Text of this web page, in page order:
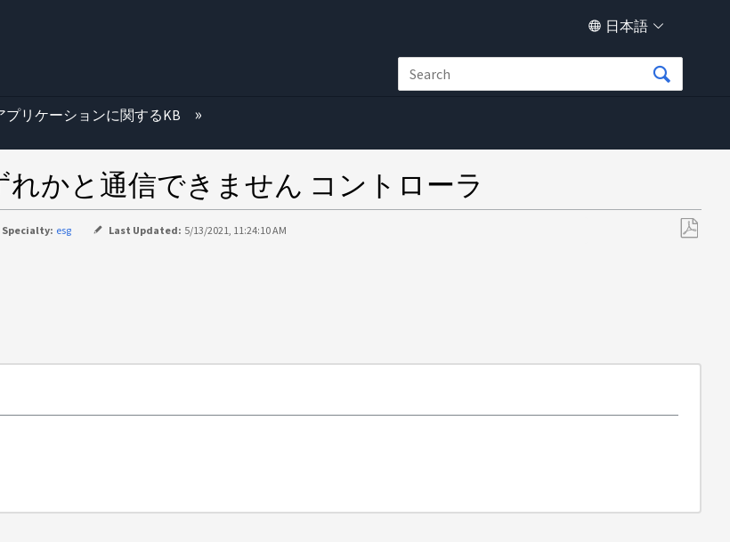
日本語
プリケーションに関するKB
れかと通信できません コントローラ
Specialty: esg Last Updated: 5/13/2021, 11:24:10 AM